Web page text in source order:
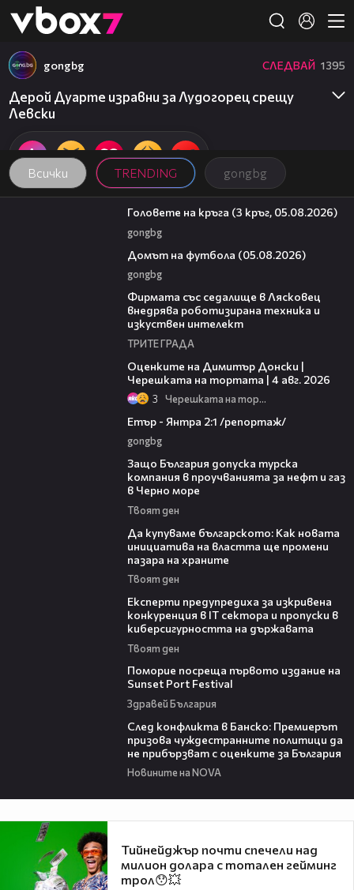
👾
Всички TRENDING gongbg
gongbg СЛЕДВАЙ 1395
Дерой Дуарте изравни за Лудогорец срещу
Левски
27:51
Головете на кръга (3 кръг, 05.08.2026)
gongbg
Домът на футбола (05.08.2026)
gongbg
Фирмата със седалище в Лясковец
внедрява роботизирана техника и
изкуствен интелект
ТРИТЕ ГРАДА
Оценките на Димитър Донски |
Черешката на тортата | 4 авг. 2026
3 Черешката на тортата
Етър - Янтра 2:1 /репортаж/
gongbg
Защо България допуска турска
компания в проучванията за нефт и газ
в Черно море
Твоят ден
Да купуваме българското: Как новата
инициатива на властта ще промени
пазара на храните
Твоят ден
Експерти предупредиха за изкривена
конкуренция в IT сектора и пропуски в
киберсигурността на държавата
Твоят ден
Поморие посреща първото издание на
Sunset Port Festival
Здравей България
След конфликта в Банско: Премиерът
призова чуждестранните политици да
не прибързват с оценките за България
Новините на NOVA
Тийнейджър почти спечели над
милион долара с тотален гейминг
трол😯💥